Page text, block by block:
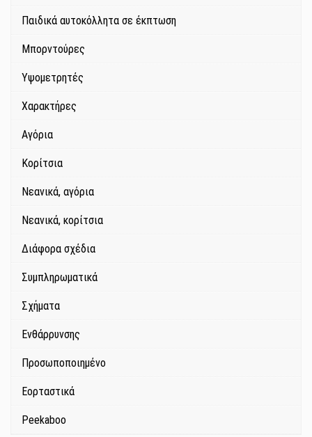
Παιδικά αυτοκόλλητα σε έκπτωση
Μπορντούρες
Υψομετρητές
Χαρακτήρες
Αγόρια
Κορίτσια
Νεανικά, αγόρια
Νεανικά, κορίτσια
Διάφορα σχέδια
Συμπληρωματικά
Σχήματα
Ενθάρρυνσης
Προσωποποιημένο
Εορταστικά
Peekaboo